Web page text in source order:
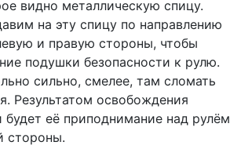
видно металлическую спицу.
на эту спицу по направлению
и правую стороны, чтобы
подушки безопасности к рулю.
сильно, смелее, там сломать
Результатом освобождения
будет её приподнимание над рулём
стороны.